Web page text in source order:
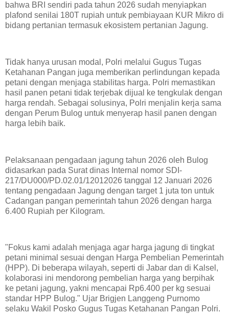
bahwa BRI sendiri pada tahun 2026 sudah menyiapkan
plafond senilai 180T rupiah untuk pembiayaan KUR Mikro di
bidang pertanian termasuk ekosistem pertanian Jagung.
Tidak hanya urusan modal, Polri melalui Gugus Tugas
Ketahanan Pangan juga memberikan perlindungan kepada
petani dengan menjaga stabilitas harga. Polri memastikan
hasil panen petani tidak terjebak dijual ke tengkulak dengan
harga rendah. Sebagai solusinya, Polri menjalin kerja sama
dengan Perum Bulog untuk menyerap hasil panen dengan
harga lebih baik.
Pelaksanaan pengadaan jagung tahun 2026 oleh Bulog
didasarkan pada Surat dinas Internal nomor SDI-
217/DU000/PD.02.01/12012026 tanggal 12 Januari 2026
tentang pengadaan Jagung dengan target 1 juta ton untuk
Cadangan pangan pemerintah tahun 2026 dengan harga
6.400 Rupiah per Kilogram.
"Fokus kami adalah menjaga agar harga jagung di tingkat
petani minimal sesuai dengan Harga Pembelian Pemerintah
(HPP). Di beberapa wilayah, seperti di Jabar dan di Kalsel,
kolaborasi ini mendorong pembelian harga yang berpihak
ke petani jagung, yakni mencapai Rp6.400 per kg sesuai
standar HPP Bulog." Ujar Brigjen Langgeng Purnomo
selaku Wakil Posko Gugus Tugas Ketahanan Pangan Polri.